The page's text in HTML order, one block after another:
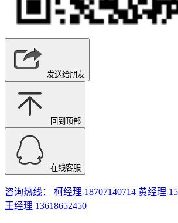
发送给朋友
回到顶部
在线客服
咨询热线： 柯经理 18707140714 黄经理
王经理 13618652450